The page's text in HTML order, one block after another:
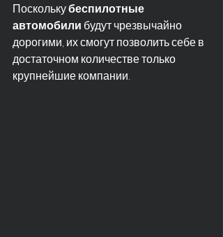
Поскольку беспилотные
автомобили будут чрезвычайно
дорогими, их смогут позволить себе в
достаточном количестве только
крупнейшие компании.